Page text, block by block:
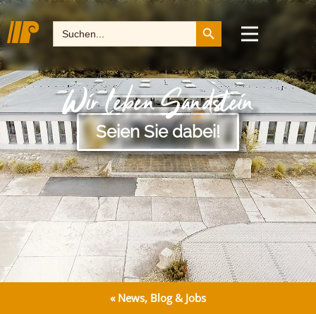
Search
for:
Search Button
Wir leben Sandstein
Seien Sie dabei!
« News, Blog & Jobs